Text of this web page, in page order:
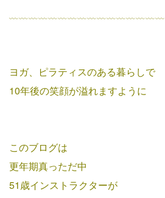
﹏﹏﹏﹏﹏﹏﹏﹏﹏﹏﹏﹏﹏﹏﹏﹏
ヨガ、ピラティスのある暮らしで
10年後の笑顔が溢れますように
このブログは
更年期真っただ中
51歳インストラクターが